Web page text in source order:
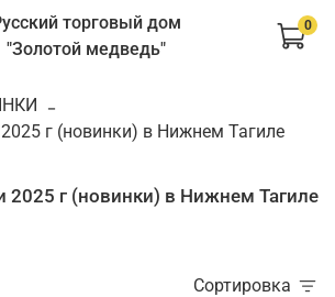
торговый дом
"Золотой медведь"
0
г (новинки) в Нижнем Тагиле
2025 г (новинки) в Нижнем Тагиле
Сортировка